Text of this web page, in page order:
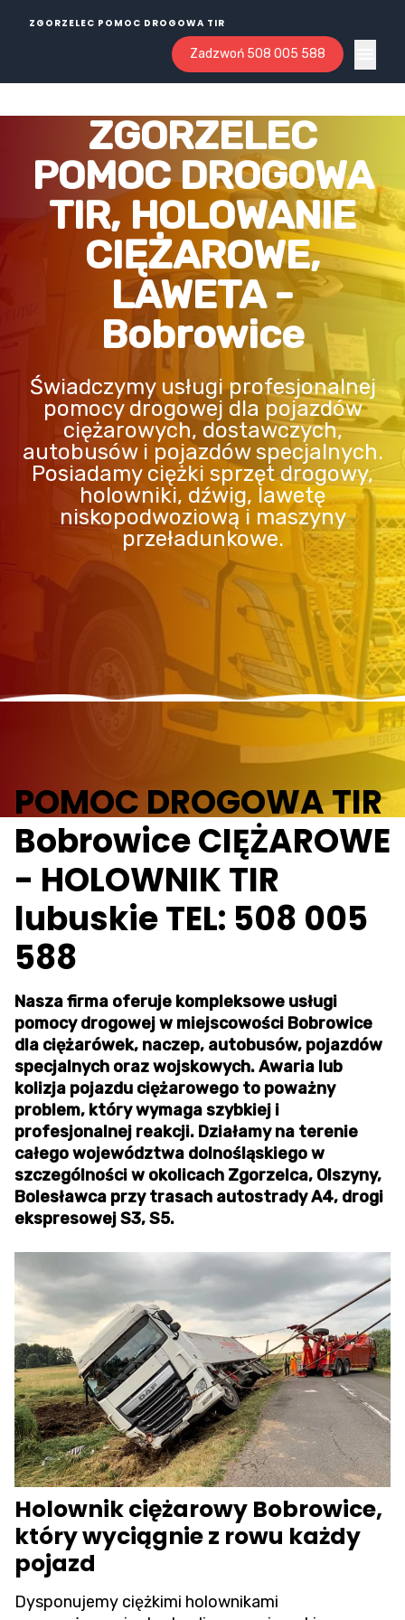
ZGORZELEC POMOC DROGOWA TIR
Zadzwoń 508 005 588
ZGORZELEC
POMOC DROGOWA
TIR, HOLOWANIE
CIĘŻAROWE,
LAWETA -
Bobrowice
Świadczymy usługi profesjonalnej
pomocy drogowej dla pojazdów
ciężarowych, dostawczych,
autobusów i pojazdów specjalnych.
Posiadamy ciężki sprzęt drogowy,
holowniki, dźwig, lawetę
niskopodwoziową i maszyny
przeładunkowe.
POMOC DROGOWA TIR
Bobrowice CIĘŻAROWE
- HOLOWNIK TIR
lubuskie TEL: 508 005
588
Nasza firma oferuje kompleksowe usługi
pomocy drogowej w miejscowości Bobrowice
dla ciężarówek, naczep, autobusów, pojazdów
specjalnych oraz wojskowych. Awaria lub
kolizja pojazdu ciężarowego to poważny
problem, który wymaga szybkiej i
profesjonalnej reakcji. Działamy na terenie
całego województwa dolnośląskiego w
szczególności w okolicach Zgorzelca, Olszyny,
Bolesławca przy trasach autostrady A4, drogi
ekspresowej S3, S5.
Holownik ciężarowy Bobrowice,
który wyciągnie z rowu każdy
pojazd
Dysponujemy ciężkimi holownikami